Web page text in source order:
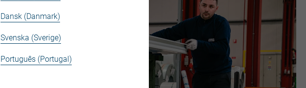
Dansk (Danmark)
Svenska (Sverige)
Português (Portugal)